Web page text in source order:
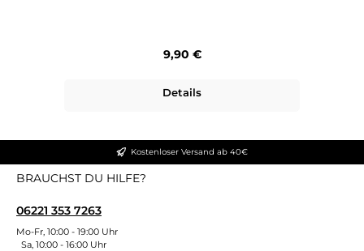
Regulärer Preis:
9,90 €
Details
Kostenloser Versand ab 40€
BRAUCHST DU HILFE?
06221 353 7263
Mo-Fr, 10:00 - 19:00 Uhr
Sa, 10:00 - 16:00 Uhr